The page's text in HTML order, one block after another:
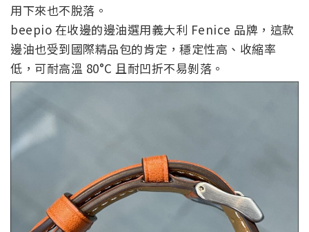
用下來也不脫落。
beepio 在收邊的邊油選用義大利 Fenice 品牌，這款
邊油也受到國際精品包的肯定，穩定性高、收縮率
低，可耐高溫 80°C 且耐凹折不易剝落。